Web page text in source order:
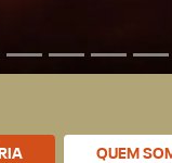
QUEM